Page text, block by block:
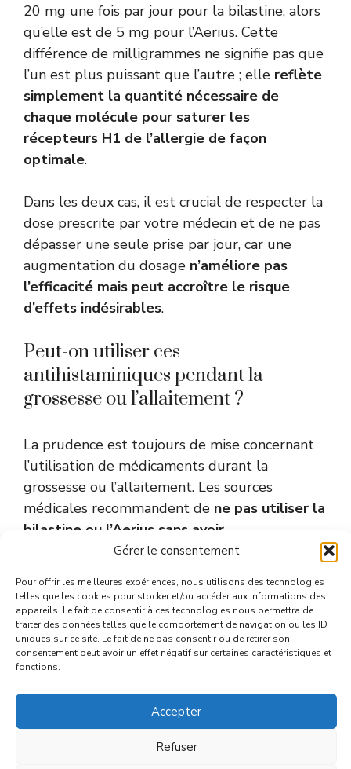
Gérer le consentement
Pour offrir les meilleures expériences, nous utilisons des technologies
telles que les cookies pour stocker et/ou accéder aux informations des
appareils. Le fait de consentir à ces technologies nous permettra de
traiter des données telles que le comportement de navigation ou les ID
uniques sur ce site. Le fait de ne pas consentir ou de retirer son
consentement peut avoir un effet négatif sur certaines caractéristiques et
fonctions.
Accepter
Refuser
20 mg une fois par jour pour la bilastine, alors
qu’elle est de 5 mg pour l’Aerius. Cette
différence de milligrammes ne signifie pas que
l’un est plus puissant que l’autre ; elle reflète
simplement la quantité nécessaire de
chaque molécule pour saturer les
récepteurs H1 de l’allergie de façon
optimale.
Dans les deux cas, il est crucial de respecter la
dose prescrite par votre médecin et de ne pas
dépasser une seule prise par jour, car une
augmentation du dosage n’améliore pas
l’efficacité mais peut accroître le risque
d’effets indésirables.
Peut-on utiliser ces
antihistaminiques pendant la
grossesse ou l’allaitement ?
La prudence est toujours de mise concernant
l’utilisation de médicaments durant la
grossesse ou l’allaitement. Les sources
médicales recommandent de ne pas utiliser la
bilastine ou l’Aerius sans avoir
préalablement consulté un professionnel de
molécules récentes sont parfois moins
nombreuses que pour des traitements plus
anciens.
orienter vers la solution la mieux documentée
et la plus sûre pour votre situation, afin de
protéger la santé du fœtus ou du nourrisson